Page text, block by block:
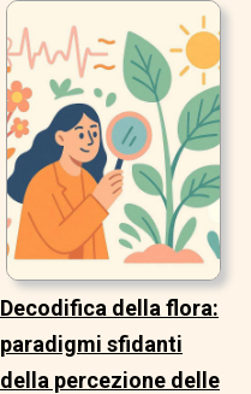
Decodifica della flora:
paradigmi sfidanti
della percezione delle